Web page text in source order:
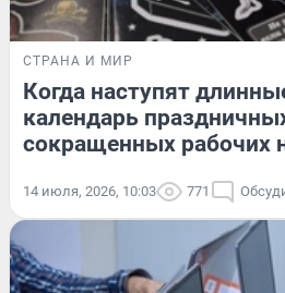
СТРАНА И МИР
Когда наступят
календарь
сокращенных рабочих
14 июля, 2026, 10:03 771